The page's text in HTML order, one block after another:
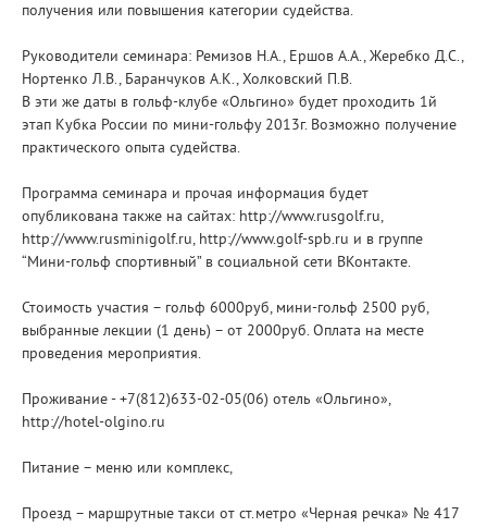
получения или повышения категории судейства.
Руководители семинара: Ремизов Н.А., Ершов А.А., Жеребко Д.С.,
Нортенко Л.В., Баранчуков А.К., Холковский П.В.
В эти же даты в гольф-клубе «Ольгино» будет проходить 1й
этап Кубка России по мини-гольфу 2013г. Возможно получение
практического опыта судейства.
Программа семинара и прочая информация будет
опубликована также на сайтах: http://www.rusgolf.ru,
http://www.rusminigolf.ru, http://www.golf-spb.ru и в группе
“Мини-гольф спортивный” в социальной сети ВКонтакте.
Стоимость участия – гольф 6000руб, мини-гольф 2500 руб,
выбранные лекции (1 день) – от 2000руб. Оплата на месте
проведения мероприятия.
Проживание - +7(812)633-02-05(06) отель «Ольгино»,
http://hotel-olgino.ru
Питание – меню или комплекс,
Проезд – маршрутные такси от ст.метро «Черная речка» № 417